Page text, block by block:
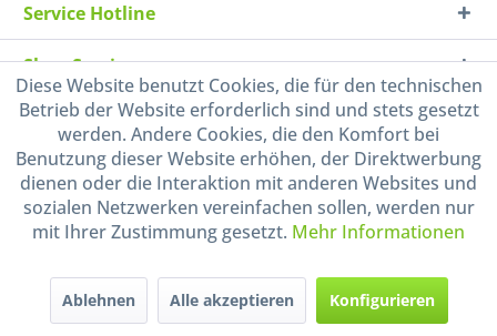
Service Hotline
Shop Service
Informationen
Handel mit BIO-Weinen
kontrolliert und zertifiziert
durch DE-ÖKO-009
Diese Website benutzt Cookies, die für den technischen
Betrieb der Website erforderlich sind und stets gesetzt
werden. Andere Cookies, die den Komfort bei
Benutzung dieser Website erhöhen, der Direktwerbung
dienen oder die Interaktion mit anderen Websites und
sozialen Netzwerken vereinfachen sollen, werden nur
mit Ihrer Zustimmung gesetzt. Mehr Informationen
Ablehnen Alle akzeptieren Konfigurieren